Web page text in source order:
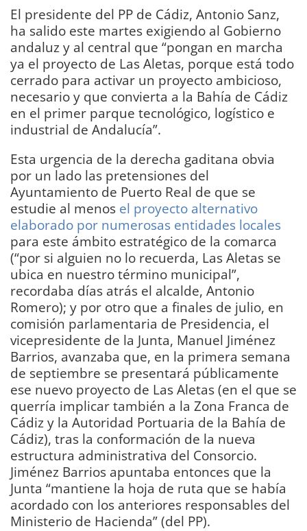
El presidente del PP de Cádiz, Antonio Sanz,
ha salido este martes exigiendo al Gobierno
andaluz y al central que “pongan en marcha
ya el proyecto de Las Aletas, porque está todo
cerrado para activar un proyecto ambicioso,
necesario y que convierta a la Bahía de Cádiz
en el primer parque tecnológico, logístico e
industrial de Andalucía”.
Esta urgencia de la derecha gaditana obvia
por un lado las pretensiones del
Ayuntamiento de Puerto Real de que se
estudie al menos el proyecto alternativo
elaborado por numerosas entidades locales
para este ámbito estratégico de la comarca
(“por si alguien no lo recuerda, Las Aletas se
ubica en nuestro término municipal”,
recordaba días atrás el alcalde, Antonio
Romero); y por otro que a finales de julio, en
comisión parlamentaria de Presidencia, el
vicepresidente de la Junta, Manuel Jiménez
Barrios, avanzaba que, en la primera semana
de septiembre se presentará públicamente
ese nuevo proyecto de Las Aletas (en el que se
querría implicar también a la Zona Franca de
Cádiz y la Autoridad Portuaria de la Bahía de
Cádiz), tras la conformación de la nueva
estructura administrativa del Consorcio.
Jiménez Barrios apuntaba entonces que la
Junta “mantiene la hoja de ruta que se había
acordado con los anteriores responsables del
Ministerio de Hacienda” (del PP).